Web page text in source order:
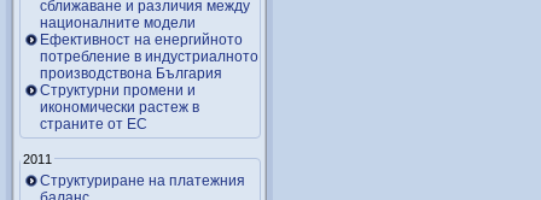
сближаване и различия между
националните модели
Ефективност на енергийното
потребление в индустриалното
производствона България
Структурни промени и
икономически растеж в
страните от ЕС
2011
Структуриране на платежния